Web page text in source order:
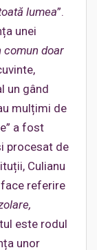
lumea”.
unei
comun doar
un gând
mulțimi de
a fost
procesat de
Culianu
referire
este rodul
unor